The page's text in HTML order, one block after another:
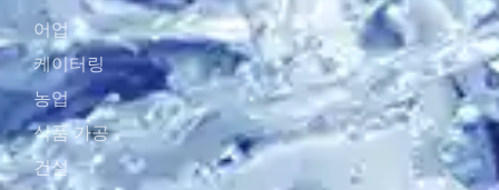
어업
케이터링
농업
식품 가공
건설